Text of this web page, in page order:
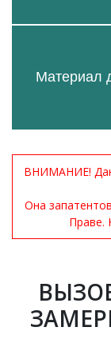
Материал
ВНИМАНИЕ!
Она
Праве.